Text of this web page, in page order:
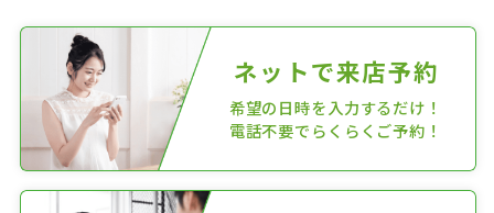
ネットで来店予約
希望の日時を入力するだけ！
電話不要でらくらくご予約！